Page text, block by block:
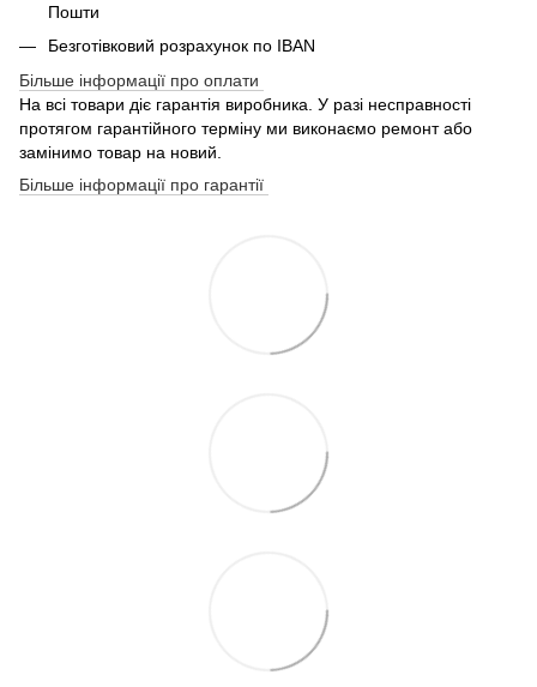
Пошти
Безготівковий розрахунок по IBAN
Більше інформації про оплати
На всі товари діє гарантія виробника. У разі несправності
протягом гарантійного терміну ми виконаємо ремонт або
замінимо товар на новий.
Більше інформації про гарантії